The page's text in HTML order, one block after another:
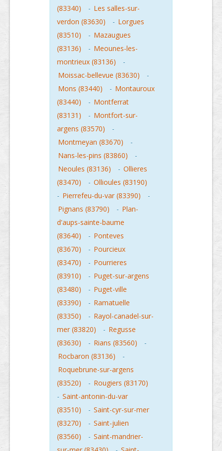
(83340)
- Les salles-sur-
verdon (83630)
- Lorgues
(83510)
- Mazaugues
(83136)
- Meounes-les-
montrieux (83136)
-
Moissac-bellevue (83630)
-
Mons (83440)
- Montauroux
(83440)
- Montferrat
(83131)
- Montfort-sur-
argens (83570)
-
Montmeyan (83670)
-
Nans-les-pins (83860)
-
Neoules (83136)
- Ollieres
(83470)
- Ollioules (83190)
- Pierrefeu-du-var (83390)
-
Pignans (83790)
- Plan-
d'aups-sainte-baume
(83640)
- Ponteves
(83670)
- Pourcieux
(83470)
- Pourrieres
(83910)
- Puget-sur-argens
(83480)
- Puget-ville
(83390)
- Ramatuelle
(83350)
- Rayol-canadel-sur-
mer (83820)
- Regusse
(83630)
- Rians (83560)
-
Rocbaron (83136)
-
Roquebrune-sur-argens
(83520)
- Rougiers (83170)
- Saint-antonin-du-var
(83510)
- Saint-cyr-sur-mer
(83270)
- Saint-julien
(83560)
- Saint-mandrier-